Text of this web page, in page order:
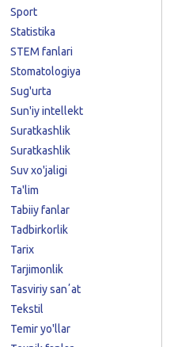
Sport
Statistika
STEM fanlari
Stomatologiya
Sug'urta
Sun'iy intellekt
Suratkashlik
Suratkashlik
Suv xo'jaligi
Ta'lim
Tabiiy fanlar
Tadbirkorlik
Tarix
Tarjimonlik
Tasviriy sanʼat
Tekstil
Temir yo'llar